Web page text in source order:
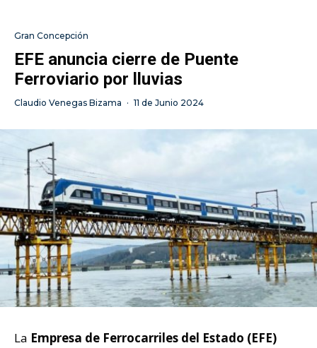
Gran Concepción
EFE anuncia cierre de Puente
Ferroviario por lluvias
Claudio Venegas Bizama · 11 de Junio 2024
La Empresa de Ferrocarriles del Estado (EFE)